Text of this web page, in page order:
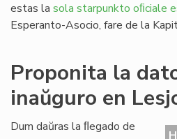
estas la sola starpunkto oﬁciale
Esperanto-Asocio, fare de la
Proponita la
inaŭguro en
Dum daŭras la ﬂegado de